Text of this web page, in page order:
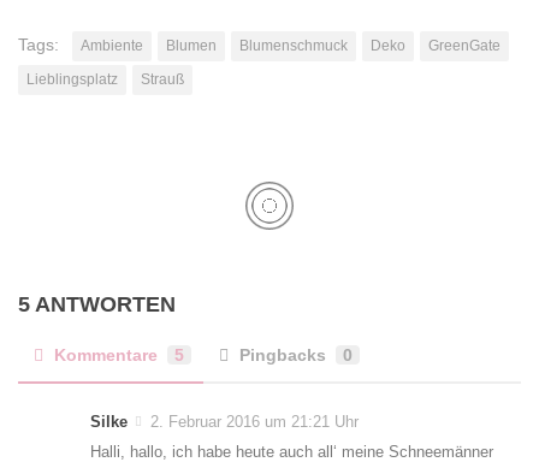
Tags: Ambiente Blumen Blumenschmuck Deko
GreenGate
Lieblingsplatz
Strauß
5 ANTWORTEN
Kommentare 5 Pingbacks 0
Silke
2. Februar 2016 um 21:21 Uhr
Halli, hallo, ich habe heute auch all‘ meine Schneemänner